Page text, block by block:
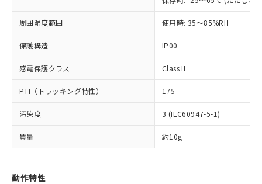
周囲湿度範囲 使用時: 35～85%RH
保護構造 IP00
感電保護クラス Class II
PTI（トラッキング特性） 175
汚染度 3 (IEC60947-5-1)
質量 約10g
動作特性
正式な納期状況および標準価格はお客
様のお取引先、またはお客様担当のオ
ムロン制御機器販売店・当社販売員に
オムロン制御機器販売店や当社販売拠
点は「
」をご確認
在庫状況および標準価格結果を当社の
事前の承諾なく第三者に漏洩または開
示しないようお願いします。
マイパーツ機能（部品リスト作成サー
ビス）をご利用いただくには、I-Web
ル) (DEHP)(別名：DOP) 1000ppm以下、フタル酸ブチ
ルベンジル（BBP） 1000ppm以下、フタル酸ジブチル
（DBP） 1000ppm以下、フタル酸ジイソブチル
適用除外項目は除く。
フタル酸エステル類の４物質については閾値を超える意
図的な使用がないことを確認しています。
部品在庫の切り替え状況などにより、予定
月が前後することがあります。
イソブチル) : 1000ppm、 BBP(フタル酸ブチルベンジ
DEHP(フタル酸ビス(2-エチルヘキシル)) : 1000ppm
「ｅ」：有害物質（10物質）のすべてが基
準値以下であることを示します。
「10」：通常の使用状況下において有害物
質が外部に漏えいし、環境に深刻な影響を
及ぼさない年数を意味します。
当社は規制貨物を破棄する場合は、完
全に破砕するなど、違法に輸出されな
いよう必要な手段を講じます。
当社は貴社製品を、核兵器、ミサイ
ル、化学兵器、生物兵器またはその他
武器並びにこれらの製造装置等に一切
当社は、貴社製品を第三者に販売する
場合は、上記1、2および3の内容を当
該第三者に通知します。また当社は、
販売先および販売に係わる関係者が違
法に輸出するおそれがある場合は、取
り引きをいたしません。
△ 一定数には満たないが在庫あり
在庫なし(最新の在庫状況につ
いては、お客様のお取引先、ま
たはお客様担当のオムロン制御
機器販売店・当社販売員にご確
受注生産機種、また在庫状況の
情報を公開していない機種